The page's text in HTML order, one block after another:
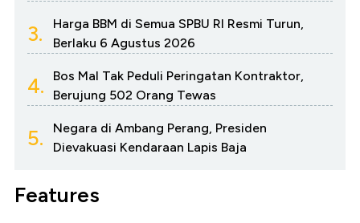
3.
Harga BBM di Semua SPBU RI Resmi Turun,
Berlaku 6 Agustus 2026
4.
Bos Mal Tak Peduli Peringatan Kontraktor,
Berujung 502 Orang Tewas
5.
Negara di Ambang Perang, Presiden
Dievakuasi Kendaraan Lapis Baja
Features